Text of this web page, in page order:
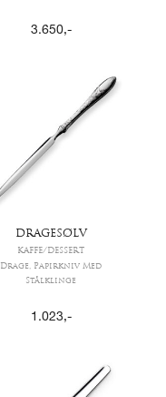
3.650,-
DRAGESØLV
KAFFE/DESSERT
Drage, Papirkniv Med
Stålklinge
1.023,-